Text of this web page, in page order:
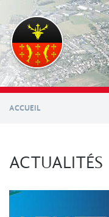
contenu
principal
ACCUEIL
ACTUALITÉS